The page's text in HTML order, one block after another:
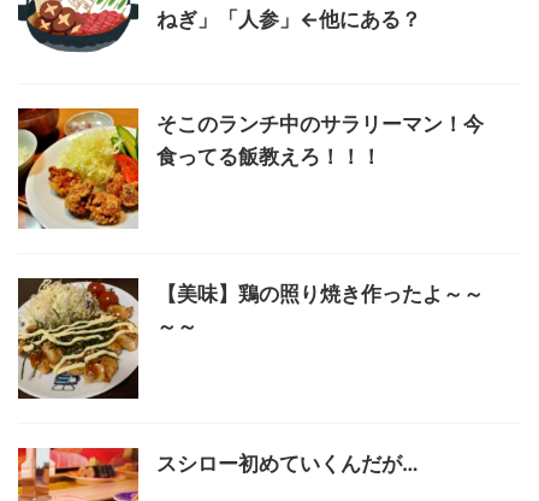
ねぎ」「人参」←他にある？
そこのランチ中のサラリーマン！今
食ってる飯教えろ！！！
【美味】鶏の照り焼き作ったよ～～
～～
スシロー初めていくんだが…